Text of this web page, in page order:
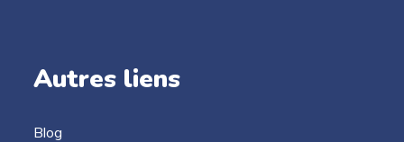
Autres liens
Blog